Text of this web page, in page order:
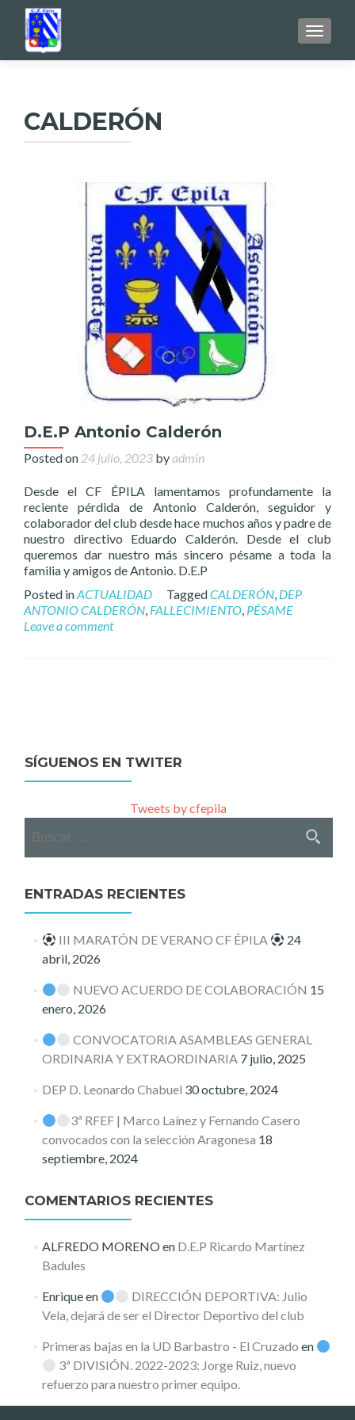
CALDERÓN
D.E.P Antonio Calderón
Posted on 24 julio, 2023 byadmin
Desde el CF ÉPILA lamentamos profundamente la
reciente pérdida de Antonio Calderón, seguidor y
colaborador del club desde hace muchos años y padre de
nuestro directivo Eduardo Calderón. Desde el club
queremos dar nuestro más sincero pésame a toda la
familia y amigos de Antonio. D.E.P
Posted inACTUALIDAD TaggedCALDERÓN, DEP
ANTONIO CALDERÓN, FALLECIMIENTO, PÉSAME
Leave a comment
SÍGUENOS EN TWITER
Tweets by cfepila
ENTRADAS RECIENTES
III MARATÓN DE VERANO CF ÉPILA
24
abril, 2026
NUEVO ACUERDO DE COLABORACIÓN 15
enero, 2026
CONVOCATORIA ASAMBLEAS GENERAL
ORDINARIA Y EXTRAORDINARIA 7 julio, 2025
DEP D. Leonardo Chabuel 30 octubre, 2024
3ª RFEF | Marco Laínez y Fernando Casero
convocados con la selección Aragonesa 18
septiembre, 2024
COMENTARIOS RECIENTES
ALFREDO MORENOen D.E.P Ricardo Martínez
Badules
Enriqueen
DIRECCIÓN DEPORTIVA: Julio
Vela, dejará de ser el Director Deportivo del club
Primeras bajas en la UD Barbastro - El Cruzado en
3ª DIVISIÓN. 2022-2023: Jorge Ruiz, nuevo
refuerzo para nuestro primer equipo.